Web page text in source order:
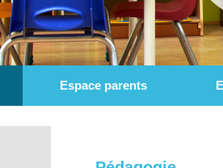
Espace parents